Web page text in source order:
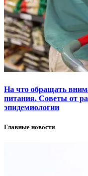
На что обращать
питания. Советы от
эпидемиологии
Главные новости